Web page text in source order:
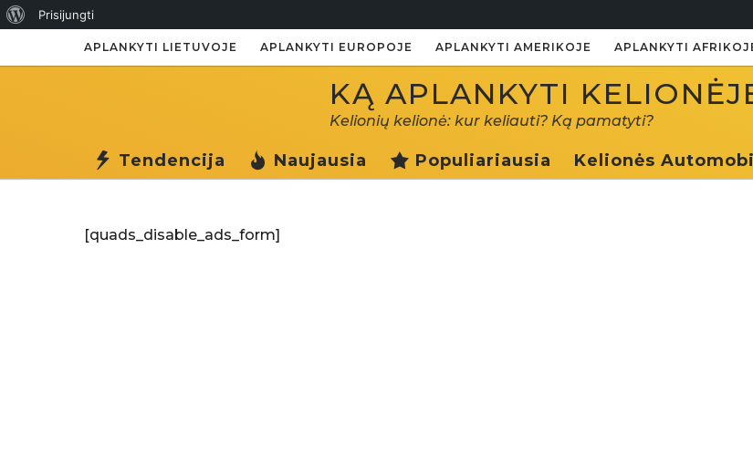
ApiePrisijungti
APLANKYTI LIETUVOJE APLANKYTI EUROPOJE APLANKYTI AMERIKOJE APLANKYTI
KĄ APLANKYTI
Kelionių kelionė: kur keliauti? Ką pamatyti?
Tendencija Naujausia Populiariausia Kelionės
[quads_disable_ads_form]